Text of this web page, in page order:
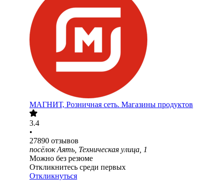
МАГНИТ, Розничная сеть. Магазины продуктов
3.4
•
27890 отзывов
посёлок Аять, Техническая улица, 1
Можно без резюме
Откликнитесь среди первых
Откликнуться